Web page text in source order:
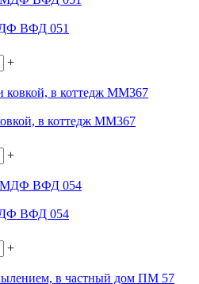
ВФД 051
+
в коттедж ММ367
+
ВФД 054
+